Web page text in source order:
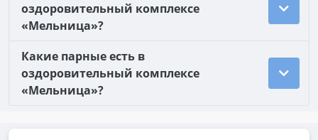
оздоровительный комплексе
«Мельница»?
Какие парные есть в
оздоровительный комплексе
«Мельница»?